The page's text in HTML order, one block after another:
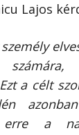
Lajos
számára,
a célt
erre a